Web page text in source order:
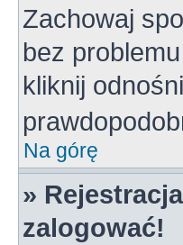
Zachowaj
bez
kliknij
Na górę
»
zalogować!